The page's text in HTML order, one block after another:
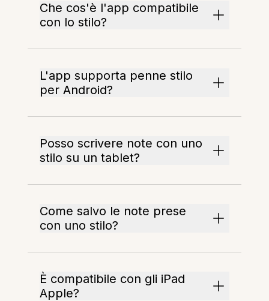
Che cos'è l'app compatibile
con lo stilo?
L'app supporta penne stilo
per Android?
Posso scrivere note con uno
stilo su un tablet?
Come salvo le note prese
con uno stilo?
È compatibile con gli iPad
Apple?